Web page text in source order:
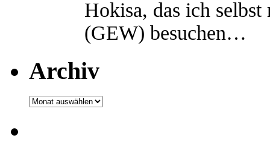
Hokisa, das ich
(GEW) besuchen…
Archiv
Archiv